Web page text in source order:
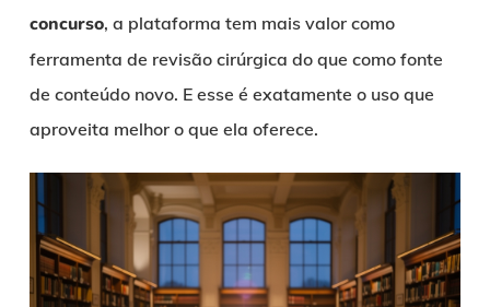
concurso, a plataforma tem mais valor como
ferramenta de revisão cirúrgica do que como fonte
de conteúdo novo. E esse é exatamente o uso que
aproveita melhor o que ela oferece.